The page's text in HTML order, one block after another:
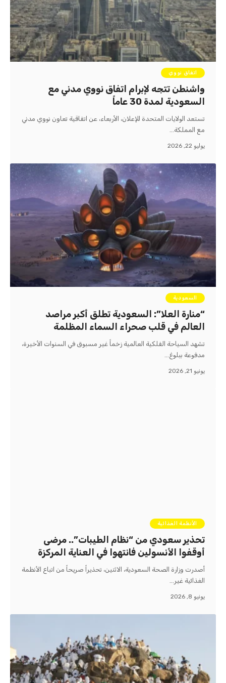
اتفاق نووي
واشنطن تتجه لإبرام اتفاق نووي مدني مع
السعودية لمدة 30 عاماً
تستعد الولايات المتحدة للإعلان، الأربعاء، عن اتفاقية تعاون نووي مدني
مع المملكة…
يوليو 22, 2026
السعودية
“منارة العلا”: السعودية تطلق أكبر مراصد
العالم في قلب صحراء السماء المظلمة
تشهد السياحة الفلكية العالمية زخماً غير مسبوق في السنوات الأخيرة،
مدفوعة ببلوغ…
يونيو 21, 2026
الأنظمة الغذائية
تحذير سعودي من “نظام الطيبات”.. مرضى
أوقفوا الأنسولين فانتهوا في العناية المركزة
أصدرت وزارة الصحة السعودية، الاثنين، تحذيراً صريحاً من اتباع الأنظمة
الغذائية غير…
يونيو 8, 2026